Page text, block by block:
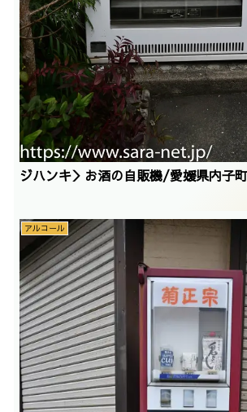
ジハンキ＞お酒の自販機/愛媛県内
アルコール